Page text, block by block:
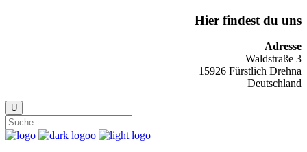
Hier findest du uns
Adresse
Waldstraße 3
15926 Fürstlich Drehna
Deutschland